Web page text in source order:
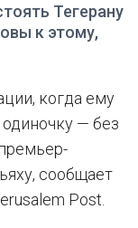
Тегерану
к этому,
когда ему
— без
сообщает
Post.